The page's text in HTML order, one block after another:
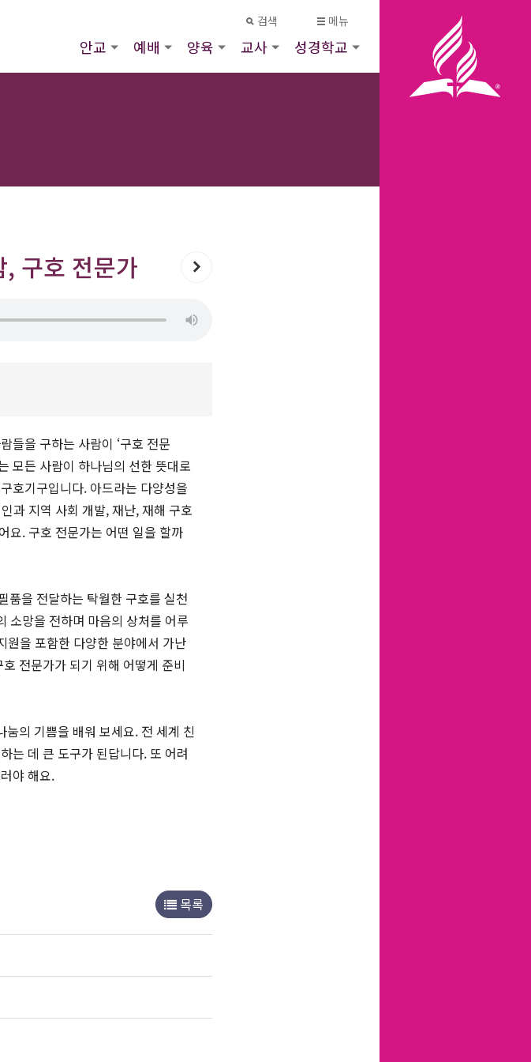
검색 메뉴
안교 예배 양육 교사 성경학교
구호 전문가
들을 구하는 사람이 ‘구호 전문
모든 사람이 하나님의 선한 뜻대로
호기구입니다. 아드라는 다양성을
과 지역 사회 개발, 재난, 재해 구호
요. 구호 전문가는 어떤 일을 할까
품을 전달하는 탁월한 구호를 실천
소망을 전하며 마음의 상처를 어루
원을 포함한 다양한 분야에서 가난
전문가가 되기 위해 어떻게 준비
눔의 기쁨을 배워 보세요. 전 세계 친
는 데 큰 도구가 된답니다. 또 어려
야 해요.
목록